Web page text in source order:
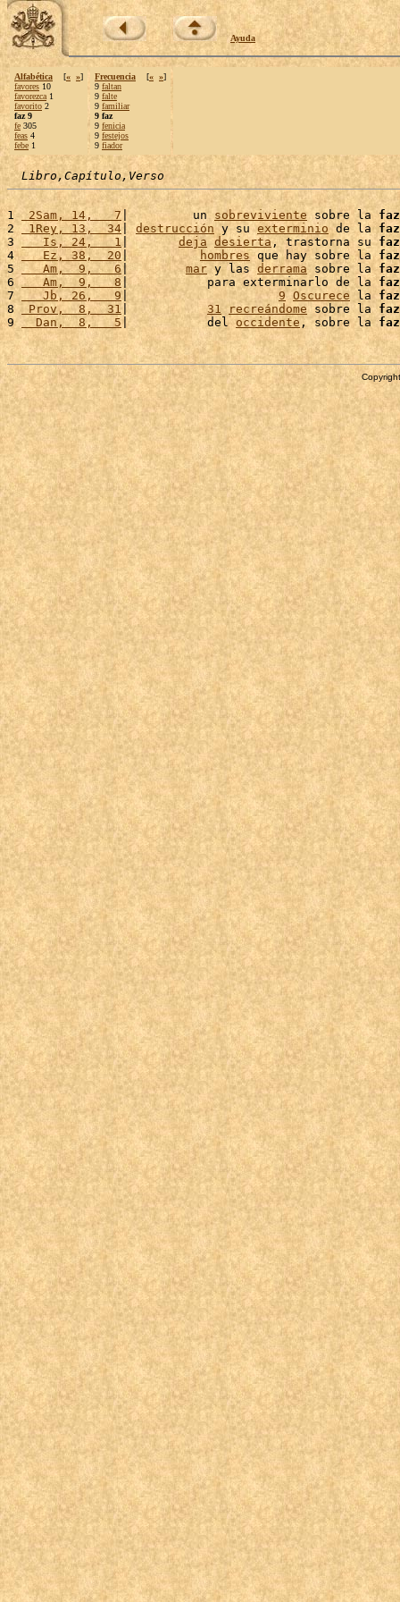
Ayuda
Alfabética [« »]
favores 10
favorezca 1
favorito 2
faz 9
fe 305
feas 4
febe 1
Frecuencia [« »]
9 faltan
9 falte
9 familiar
9 faz
9 fenicia
9 festejos
9 fiador
Libro,Capítulo,Verso
1 2Sam, 14,   7 |         un sobreviviente sobre la faz
2 1Rey, 13,  34 | destrucción y su exterminio de la faz
3
   Is, 24,   1
| deja desierta , trastorna su faz
4
   Ez, 38,  20
| hombres que hay sobre la faz
5
   Am,  9,   6
| mar y las derrama sobre la faz
6
   Am,  9,   8
|           para exterminarlo de la faz
7
   Jb, 26,   9
| 9 Oscurece la faz
8
Prov,  8,  31| 31 recreándome sobre la faz
9
  Dan,  8,   5
|           del occidente , sobre la faz